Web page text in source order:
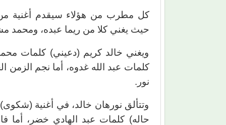
كل مطرب من هؤلاء سيقدم أغنية من
حيث يغني كلا من ريما عبده، ومحمد
ويغني خالد كريم (دعيني) كلمات
كلمات عبد الله غدوه، أما نجم
نور.
وتتألق نورهان خالد، في أغنية
حاله) كلمات عبد الهادي خضر، أما